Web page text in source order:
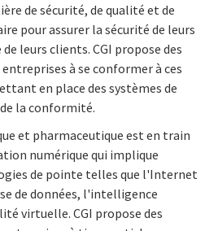
de sécurité, de qualité et de
pour assurer la sécurité de leurs
leurs clients. CGI propose des
à se conformer à ces
en place des systèmes de
la conformité.
et pharmaceutique est en train
numérique qui implique
de pointe telles que l'Internet
de données, l'intelligence
virtuelle. CGI propose des